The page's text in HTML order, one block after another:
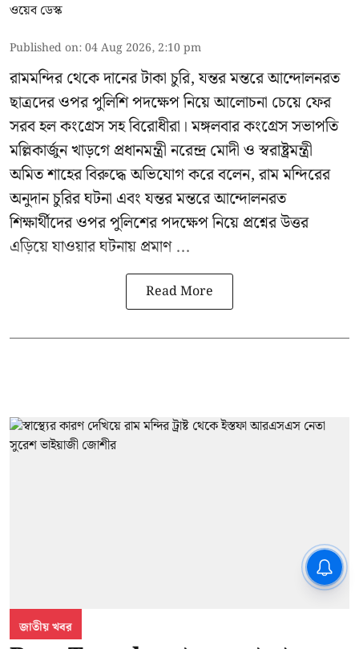
ওয়েব ডেস্ক
Published on:04 Aug 2026, 2:10 pm
রামমন্দির থেকে দানের টাকা চুরি, যন্তর মন্তরে আন্দোলনরত
ছাত্রদের ওপর পুলিশি পদক্ষেপ নিয়ে আলোচনা চেয়ে ফের
সরব হল কংগ্রেস সহ বিরোধীরা। মঙ্গলবার কংগ্রেস সভাপতি
মল্লিকার্জুন খাড়গে প্রধানমন্ত্রী নরেন্দ্র মোদী ও স্বরাষ্ট্রমন্ত্রী
অমিত শাহের বিরুদ্ধে অভিযোগ করে বলেন, রাম মন্দিরের
অনুদান চুরির ঘটনা এবং যন্তর মন্তরে আন্দোলনরত
শিক্ষার্থীদের ওপর পুলিশের পদক্ষেপ নিয়ে প্রশ্নের উত্তর
এড়িয়ে যাওয়ার ঘটনায় প্রমাণ ...
Read More
জাতীয় খবর